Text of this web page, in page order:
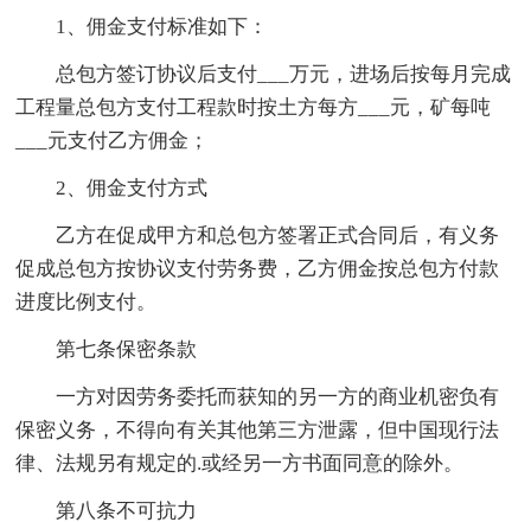
1、佣金支付标准如下：
总包方签订协议后支付___万元，进场后按每月完成
工程量总包方支付工程款时按土方每方___元，矿每吨
___元支付乙方佣金；
2、佣金支付方式
乙方在促成甲方和总包方签署正式合同后，有义务
促成总包方按协议支付劳务费，乙方佣金按总包方付款
进度比例支付。
第七条保密条款
一方对因劳务委托而获知的另一方的商业机密负有
保密义务，不得向有关其他第三方泄露，但中国现行法
律、法规另有规定的.或经另一方书面同意的除外。
第八条不可抗力